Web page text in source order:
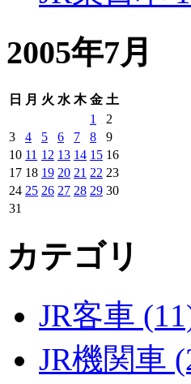
2005年7
日 月 火 水 木 金 土
1
2
3
4 5 6 7 8
9
10 11 12 13 14 15 16
17 18 19 20 21 22 23
24 25 26 27 28 29 30
31
カテゴリ
JR客車
JR機関車